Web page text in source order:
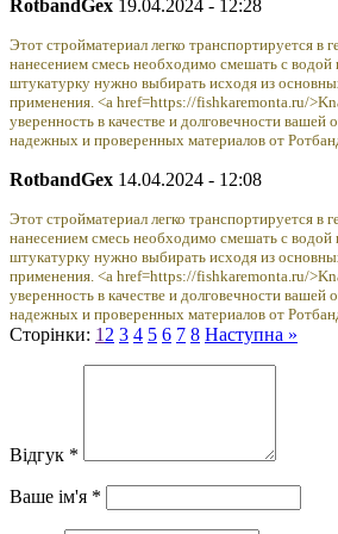
RotbandGex 19.04.2024 - 12:28
Этот стройматериал легко транспортируется в
нанесением смесь необходимо смешать с
штукатурку нужно выбирать исходя из
применения. <a href=https://fishkaremonta.ru/
уверенность в качестве и долговечности вашей
надежных и проверенных материалов от
RotbandGex 14.04.2024 - 12:08
Этот стройматериал легко транспортируется в
нанесением смесь необходимо смешать с
штукатурку нужно выбирать исходя из
применения. <a href=https://fishkaremonta.ru/
уверенность в качестве и долговечности вашей
надежных и проверенных материалов от
Сторінки: 1 2 3 4 5 6 7 8 Наступна »
Відгук *
Ваше ім'я *